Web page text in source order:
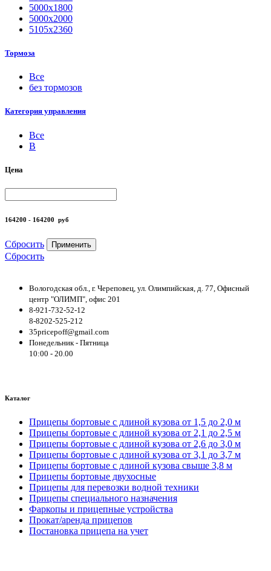
5000х1800
5000х2000
5105х2360
Тормоза
Все
без тормозов
Категория управления
Все
B
Цена
164200 - 164200 руб
Сбросить Применить
Сбросить
Вологодская обл., г. Череповец, ул. Олимпийская, д. 77, Офисный
центр "ОЛИМП", офис 201
8-921-732-52-12
8-8202-525-212
35pricepoff@gmail.com
Понедельник - Пятница
10:00 - 20.00
Каталог
Прицепы бортовые с длиной кузова от 1,5 до 2,0 м
Прицепы бортовые с длиной кузова от 2,1 до 2,5 м
Прицепы бортовые с длиной кузова от 2,6 до 3,0 м
Прицепы бортовые с длиной кузова от 3,1 до 3,7 м
Прицепы бортовые с длиной кузова свыше 3,8 м
Прицепы бортовые двухосные
Прицепы для перевозки водной техники
Прицепы специального назначения
Фаркопы и прицепные устройства
Прокат/аренда прицепов
Постановка прицепа на учет